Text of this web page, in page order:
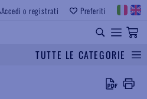
Accedi o registrati Preferiti
TUTTE LE CATEGORIE